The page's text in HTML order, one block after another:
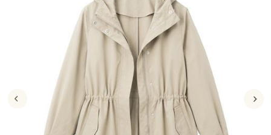
ジュニア・ティーンズ下着
キッチン・雑貨・日用品
寝具・インテリア・家具通販すべて
寝具・ベッド
カーテン・ラグ・ファブリック
美容・健康通販すべて
美容・健康・サプリメント
制服・スクール
制服・スクールすべて
制服・学生服
大きいサイズ
大きいサイズ通販すべて
バーゲン
キッチン・雑貨・日用品
カーテン・ラグ・ファブリック
美容・健康通販すべて
美容・健康・サプリメント
制服・スクール
制服・スクールすべて
制服・学生服
ジュニア・ティーンズ下着
大きいサイズ
大きいサイズ通販すべて
大きいサイズ レディース服
バーゲンセール
詳細検索